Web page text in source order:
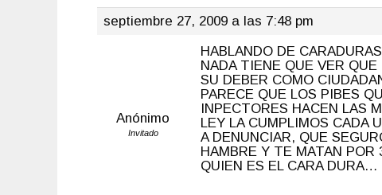
septiembre 27, 2009 a las 7:48 pm
Anónimo
Invitado
HABLANDO DE
NADA TIENE QUE VER
SU DEBER COMO
PARECE QUE LOS PIBES
INPECTORES HACEN LAS
LEY LA CUMPLIMOS CADA
A DENUNCIAR, QUE
HAMBRE Y TE MATAN POR
QUIEN ES EL CARA